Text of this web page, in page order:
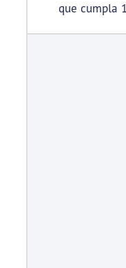
que cumpla